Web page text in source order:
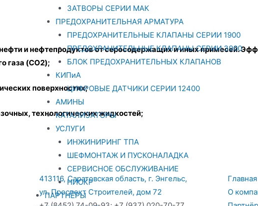
ЗАТВОРЫ СЕРИИ МАК
ПРЕДОХРАНИТЕЛЬНАЯ АРМАТУРА
ПРЕДОХРАНИТЕЛЬНЫЕ КЛАПАНЫ СЕРИИ 1900
ПРЕДОХРАНИТЕЛЬНЫЕ КЛАПАНЫ СЕРИИ 3900
БЛОК ПРЕДОХРАНИТЕЛЬНЫХ КЛАПАНОВ
КИПиА
ЦИФРОВЫЕ ДАТЧИКИ СЕРИИ 12400
АМИНЫ
КАТАЛИЗАТОРЫ
УСЛУГИ
ИНЖИНИРИНГ ТПА
ШЕФМОНТАЖ И ПУСКОНАЛАДКА
СЕРВИСНОЕ ОБСЛУЖИВАНИЕ
НИОКР
ПАРТНЁРЫ
и нефтепродуктов от серосодержащих и иных примесей.
газа (CO2);
поверхностях;
технологических жидкостей;
413116, Саратовская область, г. Энгельс,
ул. Проспект Строителей, дом 72
Главная
О